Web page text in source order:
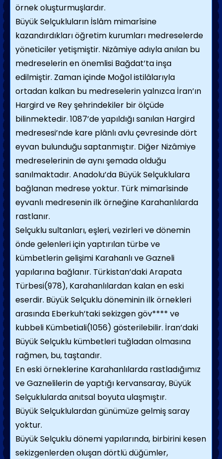
örnek oluşturmuşlardır.
Büyük Selçukluların İslâm mimarîsine
kazandırdıkları öğretim kurumları medreselerde
yöneticiler yetişmiştir. Nizâmiye adıyla anılan bu
medreselerin en önemlisi Bağdat’ta inşa
edilmiştir. Zaman içinde Moğol istilâlarıyla
ortadan kalkan bu medreselerin yalnızca İran’ın
Hargird ve Rey şehrindekiler bir ölçüde
bilinmektedir. 1087’de yapıldığı sanılan Hargird
medresesi’nde kare plânlı avlu çevresinde dört
eyvan bulunduğu saptanmıştır. Diğer Nizâmiye
medreselerinin de aynı şemada olduğu
sanılmaktadır. Anadolu’da Büyük Selçuklulara
bağlanan medrese yoktur. Türk mimarîsinde
eyvanlı medresenin ilk örneğine Karahanlılarda
rastlanır.
Selçuklu sultanları, eşleri, vezirleri ve dönemin
önde gelenleri için yaptırılan türbe ve
kümbetlerin gelişimi Karahanlı ve Gazneli
yapılarına bağlanır. Türkistan’daki Arapata
Türbesi(978), Karahanlılardan kalan en eski
eserdir. Büyük Selçuklu döneminin ilk örnekleri
arasında Eberkuh’taki sekizgen göv**** ve
kubbeli Kümbetiali(1056) gösterilebilir. İran’daki
Büyük Selçuklu kümbetleri tuğladan olmasına
rağmen, bu, taştandır.
En eski örneklerine Karahanlılarda rastladığımız
ve Gaznelilerin de yaptığı kervansaray, Büyük
Selçuklularda anıtsal boyuta ulaşmıştır.
Büyük Selçuklulardan günümüze gelmiş saray
yoktur.
Büyük Selçuklu dönemi yapılarında, birbirini kesen
sekizgenlerden oluşan dörtlü düğümler,